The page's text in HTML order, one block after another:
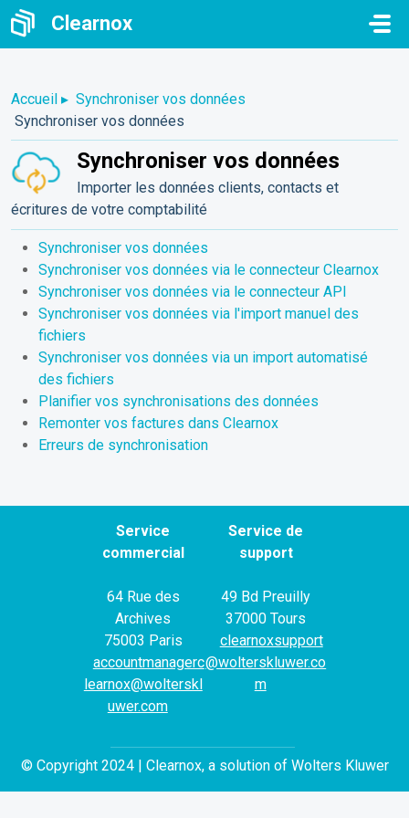
Passer au contenu principal
Clearnox
Accueil ▸ Synchroniser vos données
Synchroniser vos données
Synchroniser vos données
Importer les données clients, contacts et
écritures de votre comptabilité
Synchroniser vos données
Synchroniser vos données via le connecteur Clearnox
Synchroniser vos données via le connecteur API
Synchroniser vos données via l'import manuel des
fichiers
Synchroniser vos données via un import automatisé
des fichiers
Planifier vos synchronisations des données
Remonter vos factures dans Clearnox
Erreurs de synchronisation
Service
commercial
64 Rue des
Archives
75003 Paris
accountmanagerc
learnox@wolterskl
uwer.com
Service de
support
49 Bd Preuilly
37000 Tours
clearnoxsupport
@wolterskluwer.co
m
© Copyright 2024 | Clearnox, a solution of Wolters Kluwer